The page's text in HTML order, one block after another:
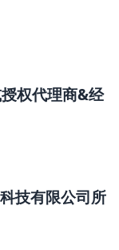
权代理商&经
技有限公司所